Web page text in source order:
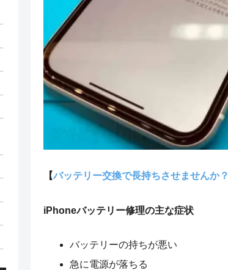
【バッテリー交換で長持ちさせませんか？
iPhoneバッテリー修理の主な症状
バッテリーの持ちが悪い
急に電源が落ちる